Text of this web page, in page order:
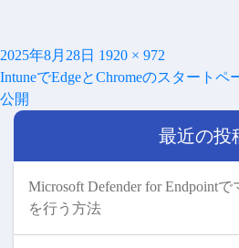
投
稿
日:
2025年8月28日 フ
ル
1920 × 972
投
稿
ナ
IntuneでEdgeとChromeのスタート
公開
最近の投
Microsoft Defender for Endpoint
を行う方法